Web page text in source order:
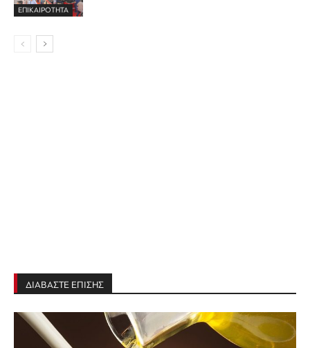
ΕΠΙΚΑΙΡΟΤΗΤΑ
ΔΙΑΒΑΣΤΕ ΕΠΙΣΗΣ